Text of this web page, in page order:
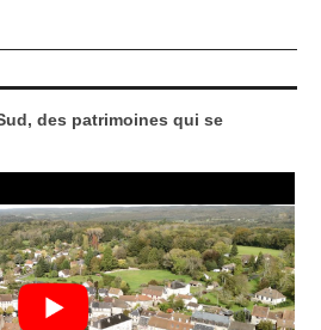
des patrimoines qui se